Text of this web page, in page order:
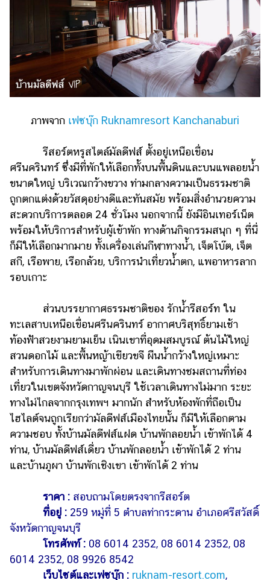
ภาพจาก เฟซบุ๊ก Ruknamresort Kanchanaburi
รีสอร์ตหรูสไตล์มัลดีฟส์ ตั้งอยู่เหนือเขื่อน
ศรีนครินทร์ ซึ่งมีที่พักให้เลือกทั้งบนพื้นดินและบนแพลอยน้ำ
ขนาดใหญ่ บริเวณกว้างขวาง ท่ามกลางความเป็นธรรมชาติ
ถูกตกแต่งด้วยวัสดุอย่างดีและทันสมัย พร้อมสิ่งอำนวยความ
สะดวกบริการตลอด 24 ชั่วโมง นอกจากนี้ ยังมีอินเทอร์เน็ต
พร้อมให้บริการสำหรับผู้เข้าพัก ทางด้านกิจกรรมสนุก ๆ ที่นี่
ก็มีให้เลือกมากมาย ทั้งเครื่องเล่นกีฬาทางน้ำ, เจ็ตโบ๊ต, เจ็ต
สกี, เรือพาย, เรือกล้วย, บริการนำเที่ยวน้ำตก, แพอาหารลาก
รอบเกาะ
ส่วนบรรยากาศธรรมชาติของ รักน้ำรีสอร์ท ใน
ทะเลสาบเหนือเขื่อนศรีนครินทร์ อากาศบริสุทธิ์ยามเช้า
ท้องฟ้าสวยงามยามเย็น เนินเขาที่อุดมสมบูรณ์ ต้นไม้ใหญ่
สวนดอกไม้ และพื้นหญ้าเขียวขจี ผืนน้ำกว้างใหญ่เหมาะ
สำหรับการเดินทางมาพักผ่อน และเดินทางชมสถานที่ท่อง
เที่ยวในเขตจังหวัดกาญจนบุรี ใช้เวลาเดินทางไม่มาก ระยะ
ทางไม่ไกลจากกรุงเทพฯ มากนัก สำหรับห้องพักที่ถือเป็น
ไฮไลต์จนถูกเรียกว่ามัลดีฟส์เมืองไทยนั้น ก็มีให้เลือกตาม
ความชอบ ทั้งบ้านมัลดีฟส์แฝด บ้านพักลอยน้ำ เข้าพักได้ 4
ท่าน, บ้านมัลดีฟส์เดี่ยว บ้านพักลอยน้ำ เข้าพักได้ 2 ท่าน
และบ้านภูผา บ้านพักเชิงเขา เข้าพักได้ 2 ท่าน
ราคา : สอบถามโดยตรงจากรีสอร์ต
ที่อยู่ : 259 หมู่ที่ 5 ตำบลท่ากระดาน อำเภอศรีสวัสดิ์
จังหวัดกาญจนบุรี
โทรศัพท์ : 08 6014 2352, 08 6014 2352, 08
6014 2352, 08 9926 8542
เว็บไซต์และเฟซบุ๊ก : ruknam-resort.com,